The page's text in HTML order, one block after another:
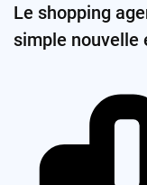
Le shopping
simple nouvelle